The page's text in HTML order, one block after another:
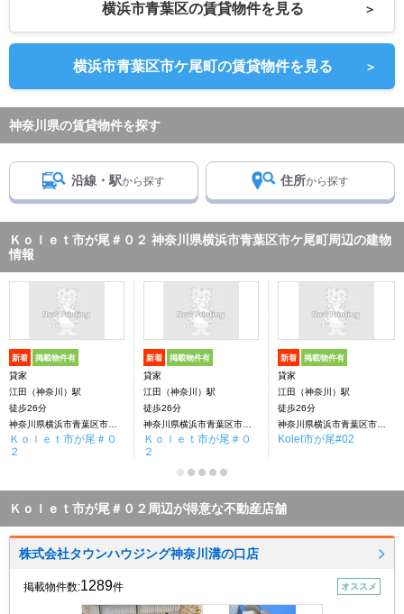
横浜市青葉区の賃貸物件を見る ＞
横浜市青葉区市ケ尾町の賃貸物件を見る ＞
神奈川県の賃貸物件を探す
沿線・駅から探す 住所から探す
Ｋｏｌｅｔ市が尾＃０２ 神奈川県横浜市青葉区市ケ尾町周辺の建物
情報
新着 掲載物件有
貸家
江田（神奈川）駅
徒歩26分
Ｋｏｌｅｔ市が尾＃０
２
新着 掲載物件有
貸家
江田（神奈川）駅
徒歩26分
Ｋｏｌｅｔ市が尾＃０
２
新着 掲載物件有
貸家
江田（神奈川）駅
徒歩26分
Kolet市が尾#02
Ｋｏｌｅｔ市が尾＃０２周辺が得意な不動産店舗
株式会社タウンハウジング神奈川溝の口店
掲載物件数:1289件 オススメ